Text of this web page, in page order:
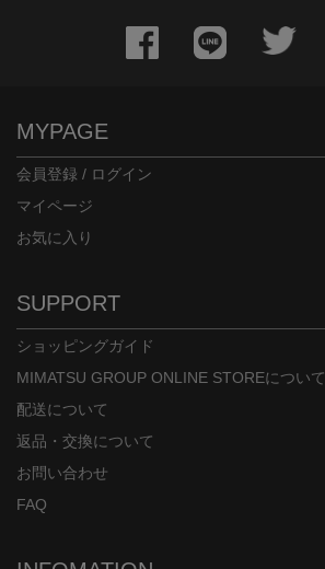
MYPAGE
会員登録 / ログイン
マイページ
お気に入り
SUPPORT
ショッピングガイド
MIMATSU GROUP ONLINE STOREについて
配送について
返品・交換について
お問い合わせ
FAQ